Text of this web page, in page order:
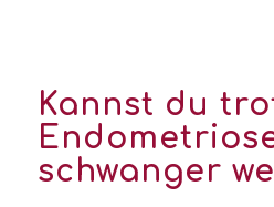
Kannst du
schwanger